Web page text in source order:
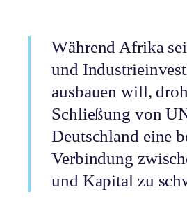
Während Afrika
und
ausbauen will,
Schließung von
Deutschland eine
Verbindung
und Kapital zu